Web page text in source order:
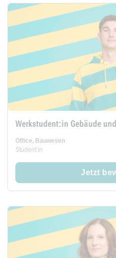
Werkstudent:in Gebäude
Office, Bauwesen
Student:in
Jetzt